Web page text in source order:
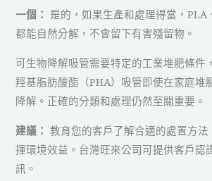
一個： 是的，如果生產和處理得當，PLA
都能自然分解，不會留下有害殘留物。
可生物降解吸管需要特定的工業堆肥條件
羥基脂肪酸酯（PHA）吸管即使在家庭堆
降解。正確的分類和處理仍然至關重要。
建議： 教育您的客戶了解合適的處置方
揮環境效益。台灣旺來公司可提供客戶認
訊。